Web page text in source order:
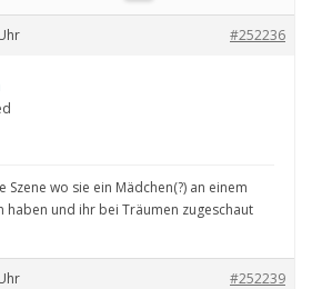
#252236
Szene wo sie ein Mädchen(?) an einem
haben und ihr bei Träumen zugeschaut
#252239